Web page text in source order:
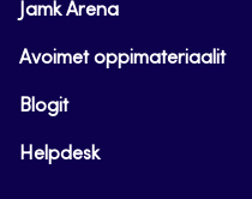
Jamk Arena
Avoimet oppimateriaalit
Blogit
Helpdesk